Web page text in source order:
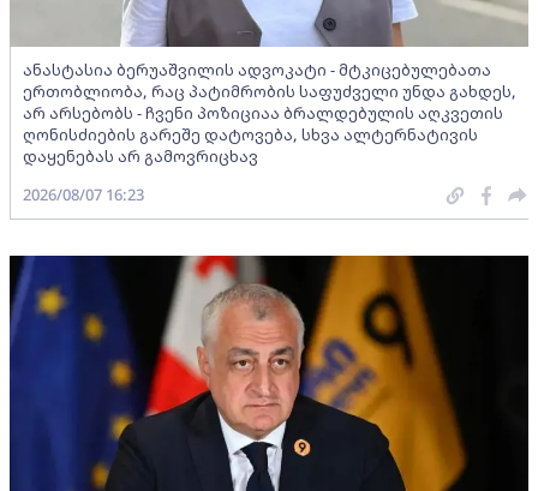
ანასტასია ბერუაშვილის ადვოკატი - მტკიცებულებათა
ერთობლიობა, რაც პატიმრობის საფუძველი უნდა გახდეს,
არ არსებობს - ჩვენი პოზიციაა ბრალდებულის აღკვეთის
ღონისძიების გარეშე დატოვება, სხვა ალტერნატივის
დაყენებას არ გამოვრიცხავ
2026/08/07 16:23